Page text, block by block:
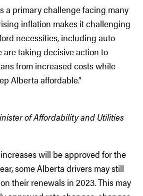
a primary challenge facing many
inflation makes it challenging
necessities, including auto
are taking decisive action to
from increased costs while
Alberta affordable.”
of Affordability and Utilities
will be approved for the
some Alberta drivers may still
their renewals in 2023. This may